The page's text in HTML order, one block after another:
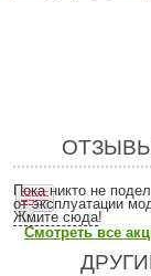
ОТЗЫВЫ
Пока никто не
от эксплуатации
Жмите сюда!
Смотреть все